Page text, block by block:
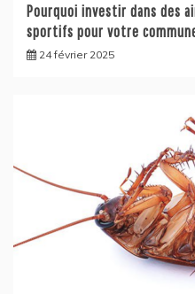
Pourquoi investir dans des
sportifs pour votre
24 février 2025